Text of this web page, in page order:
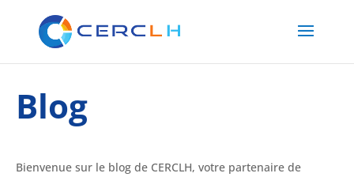
Blog
Bienvenue sur le blog de CERCLH, votre partenaire de